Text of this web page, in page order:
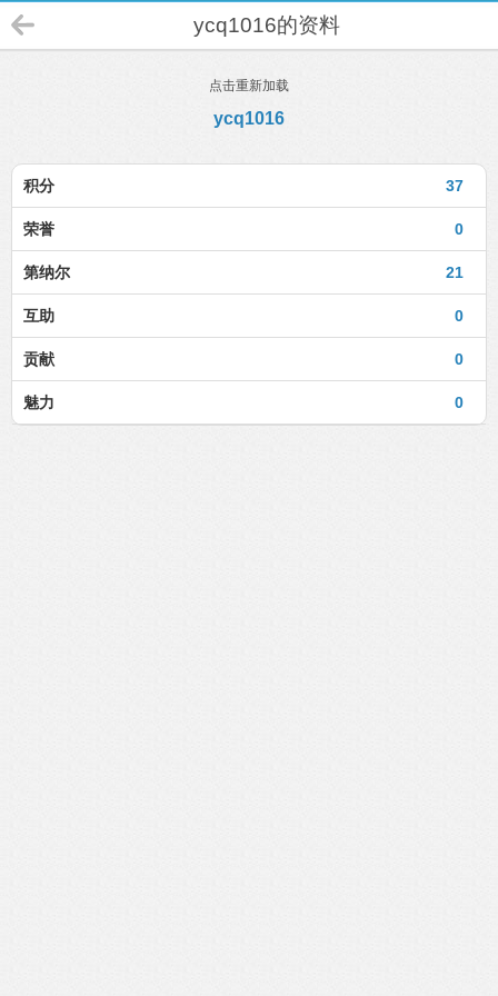
ycq1016的资料
点击重新加载
ycq1016
37
积分
0
荣誉
21
第纳尔
0
互助
0
贡献
0
魅力